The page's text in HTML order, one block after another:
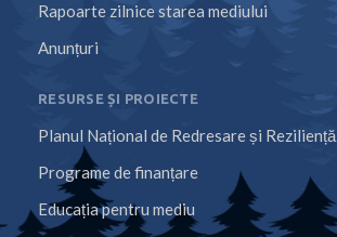
Rapoarte zilnice starea mediului
Anunțuri
RESURSE ȘI PROIECTE
Planul Național de Redresare și Reziliență
Programe de finanțare
Educația pentru mediu